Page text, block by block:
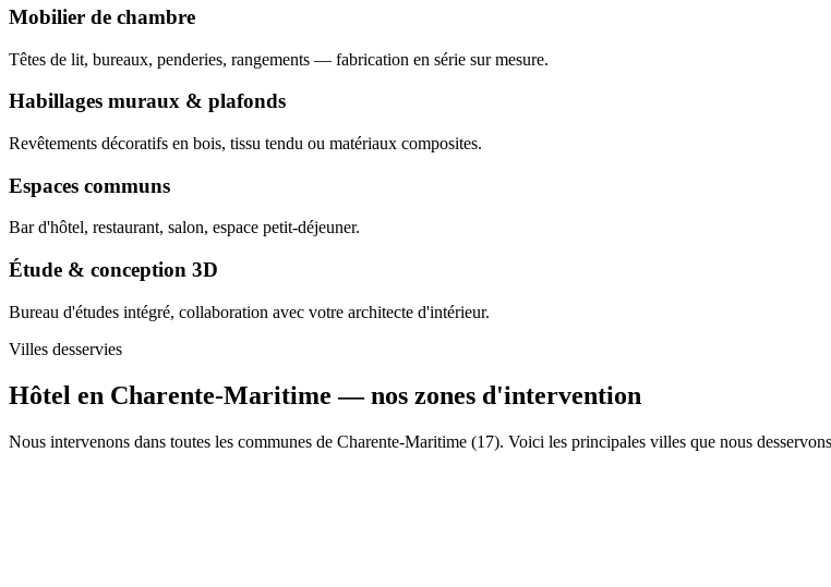
Mobilier de chambre
Têtes de lit, bureaux, penderies, rangements — fabrication en série sur mesure.
Habillages muraux & plafonds
Revêtements décoratifs en bois, tissu tendu ou matériaux composites.
Espaces communs
Bar d'hôtel, restaurant, salon, espace petit-déjeuner.
Étude & conception 3D
Bureau d'études intégré, collaboration avec votre architecte d'intérieur.
Villes desservies
Hôtel en Charente-Maritime —nos zones d'intervention
Nous intervenons dans toutes les communes de Charente-Maritime (17). Voici les principales villes que nous